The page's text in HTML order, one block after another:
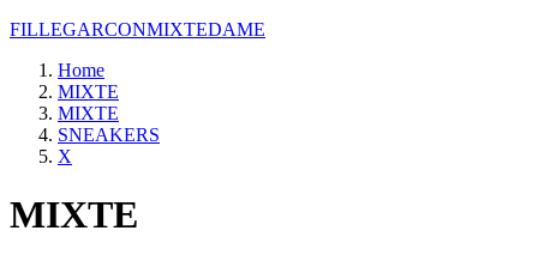
FILLEGARCONMIXTEDAME
Home
MIXTE
MIXTE
SNEAKERS
X
MIXTE